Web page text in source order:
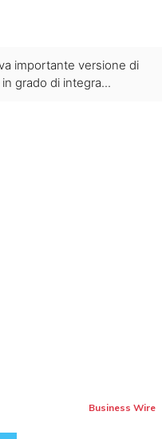
importante versione di
grado di integra...
Business Wire